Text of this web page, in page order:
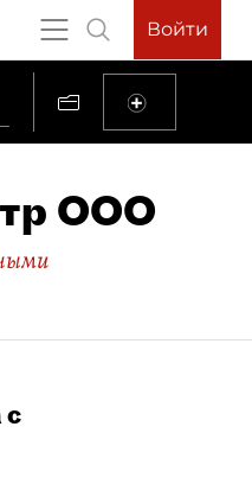
Войти
ООО
с